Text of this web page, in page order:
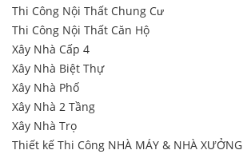
Thi Công Nội Thất Chung Cư
Thi Công Nội Thất Căn Hộ
Xây Nhà Cấp 4
Xây Nhà Biệt Thự
Xây Nhà Phố
Xây Nhà 2 Tầng
Xây Nhà Trọ
Thiết kế Thi Công NHÀ MÁY & NHÀ XƯỞNG